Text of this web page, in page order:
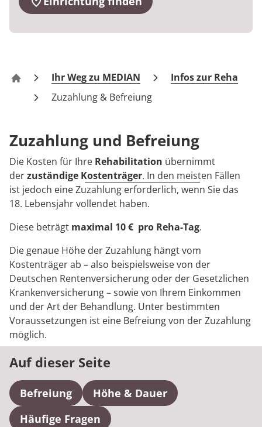
Kinder-und Jugendreha
Geriatrie
HTS & Cochlea
Long Covid
Onkologie
Pneumologie
Rheumatologie
Prävention
Energiepolitik
Kosten & Kostenträger
Reha Checkliste
Über MEDIAN
Kooperationen
Blog
MEDIAN Kliniken
Ihr Weg zu MEDIAN
Infos zur Reha
Zuzahlung & Befreiung
Zuzahlung und Befreiung
Die Kosten für Ihre Rehabilitation übernimmt
derzuständige Kostenträger. In den meisten Fällen
ist jedoch eine Zuzahlung erforderlich, wenn Sie das
18. Lebensjahr vollendet haben.
Diese beträgt maximal 10 € pro Reha-Tag.
Die genaue Höhe der Zuzahlung hängt vom
Kostenträger ab – also beispielsweise von der
Deutschen Rentenversicherung oder der Gesetzlichen
Krankenversicherung – sowie von Ihrem Einkommen
und der Art der Behandlung. Unter bestimmten
Voraussetzungen ist eine Befreiung von der Zuzahlung
möglich.
Auf dieser Seite
Befreiung
Höhe & Dauer
Häufige Fragen